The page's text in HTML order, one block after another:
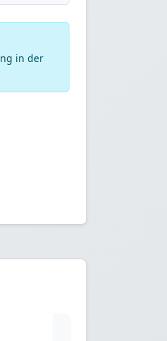
in der